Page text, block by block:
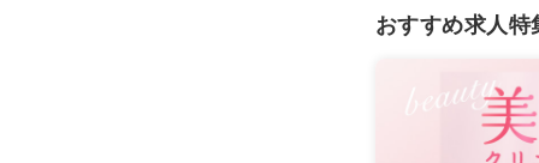
おすすめ求人特